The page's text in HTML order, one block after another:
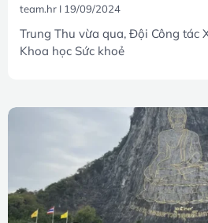
team.hr 19/09/2024
Trung Thu vừa qua, Đội Công tác
Khoa học Sức khoẻ